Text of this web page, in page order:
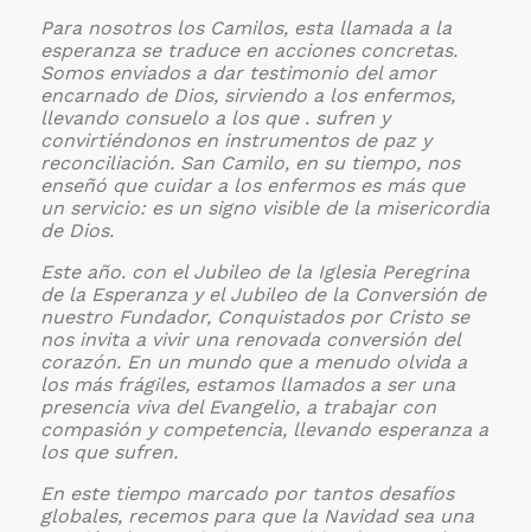
Para nosotros los Camilos, esta llamada a la
esperanza se traduce en acciones concretas.
Somos enviados a dar testimonio del amor
encarnado de Dios, sirviendo a los enfermos,
llevando consuelo a los que . sufren y
convirtiéndonos en instrumentos de paz y
reconciliación. San Camilo, en su tiempo, nos
enseñó que cuidar a los enfermos es más que
un servicio: es un signo visible de la misericordia
de Dios.
Este año. con el Jubileo de la Iglesia Peregrina
de la Esperanza y el Jubileo de la Conversión de
nuestro Fundador, Conquistados por Cristo se
nos invita a vivir una renovada conversión del
corazón. En un mundo que a menudo olvida a
los más frágiles, estamos llamados a ser una
presencia viva del Evangelio, a trabajar con
compasión y competencia, llevando esperanza a
los que sufren.
En este tiempo marcado por tantos desafíos
globales, recemos para que la Navidad sea una